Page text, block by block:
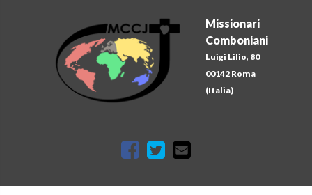
Missionari
Comboniani
Luigi Lilio, 80
00142 Roma
(Italia)